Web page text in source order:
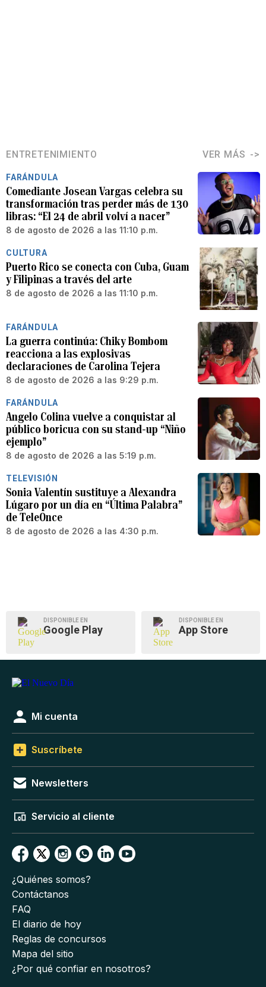
ENTRETENIMIENTO VER MÁS
FARÁNDULA
Comediante Josean Vargas celebra su
transformación tras perder más de 130
libras: “El 24 de abril volví a nacer”
8 de agosto de 2026 a las 11:10 p.m.
CULTURA
Puerto Rico se conecta con Cuba, Guam
y Filipinas a través del arte
8 de agosto de 2026 a las 11:10 p.m.
FARÁNDULA
La guerra continúa: Chiky Bombom
reacciona a las explosivas
declaraciones de Carolina Tejera
8 de agosto de 2026 a las 9:29 p.m.
FARÁNDULA
Angelo Colina vuelve a conquistar al
público boricua con su stand-up “Niño
ejemplo”
8 de agosto de 2026 a las 5:19 p.m.
TELEVISIÓN
Sonia Valentín sustituye a Alexandra
Lúgaro por un día en “Última Palabra”
de TeleOnce
8 de agosto de 2026 a las 4:30 p.m.
DISPONIBLE EN
Google Play
DISPONIBLE EN
App Store
Mi cuenta
Suscríbete
Newsletters
Servicio al cliente
¿Quiénes somos?
Contáctanos
FAQ
El diario de hoy
Reglas de concursos
Mapa del sitio
¿Por qué confiar en nosotros?